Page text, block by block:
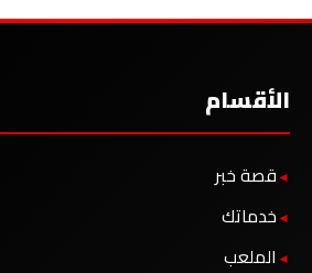
الأقسام
قصة خبر
خدماتك
الملعب